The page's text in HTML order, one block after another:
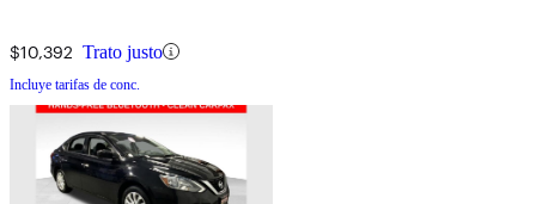
$10,392 Trato justo
Incluye tarifas de conc.